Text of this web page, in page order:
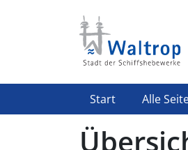
Highlight Menü
Start Alle